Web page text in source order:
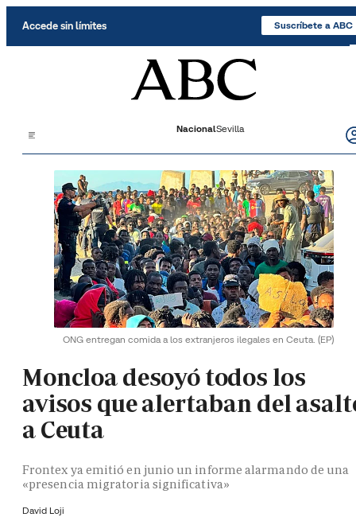
Accede sin límites Suscríbete a ABC
NacionalSevilla
ONG entregan comida a los extranjeros ilegales en Ceuta. (EP)
Moncloa desoyó todos los
avisos que alertaban del
a Ceuta
Frontex ya emitió en junio un informe alarmando de una
«presencia migratoria significativa»
David Loji